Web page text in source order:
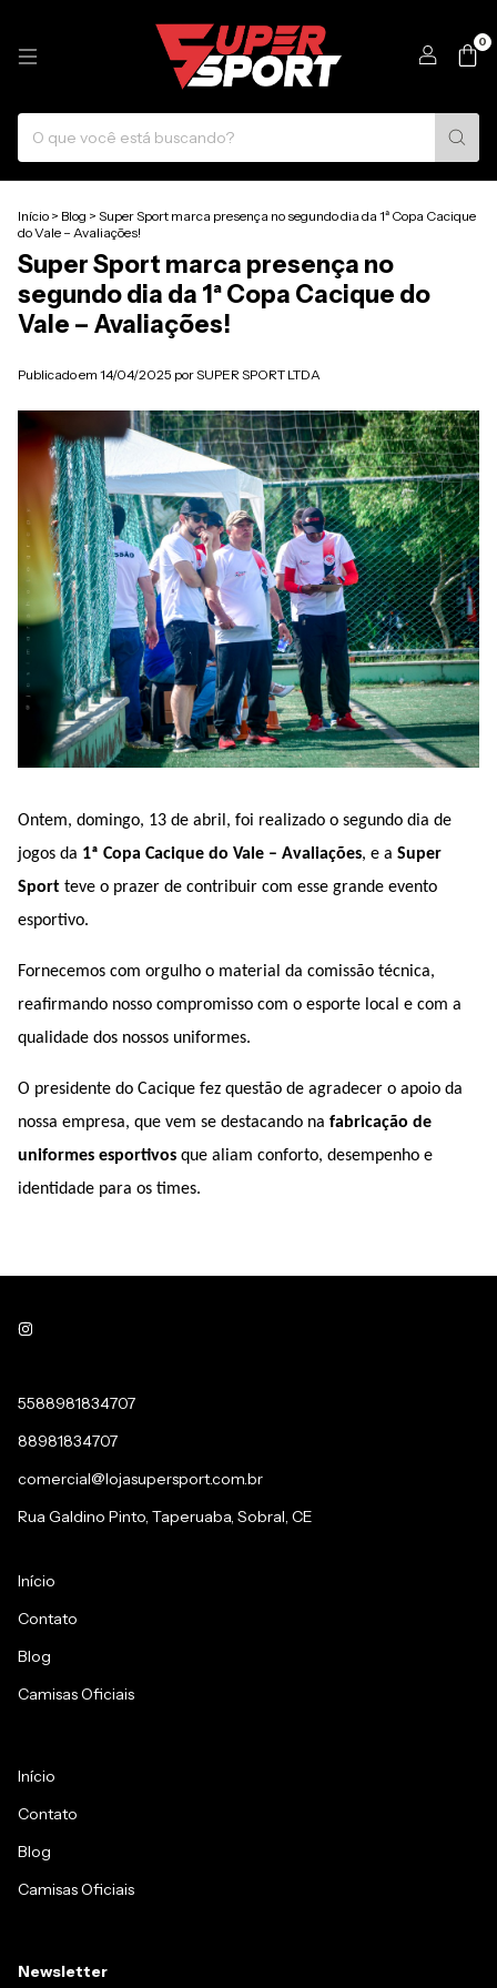
0
Início > Blog > Super Sport marca presença no segundo dia da 1ª Copa Cacique
do Vale – Avaliações!
Super Sport marca presença no
segundo dia da 1ª Copa Cacique do
Vale – Avaliações!
Publicado em 14/04/2025 por SUPER SPORT LTDA
Ontem, domingo, 13 de abril, foi realizado o segundo dia de
jogos da 1ª Copa Cacique do Vale – Avaliações, e a Super
Sport teve o prazer de contribuir com esse grande evento
esportivo.
Fornecemos com orgulho o material da comissão técnica,
reafirmando nosso compromisso com o esporte local e com a
qualidade dos nossos uniformes.
O presidente do Cacique fez questão de agradecer o apoio da
nossa empresa, que vem se destacando na fabricação de
uniformes esportivos que aliam conforto, desempenho e
identidade para os times.
5588981834707
88981834707
comercial@lojasupersport.com.br
Rua Galdino Pinto, Taperuaba, Sobral, CE
Início
Contato
Blog
Camisas Oficiais
Início
Contato
Blog
Camisas Oficiais
Newsletter